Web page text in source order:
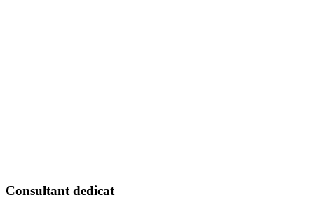
Consultant dedicat